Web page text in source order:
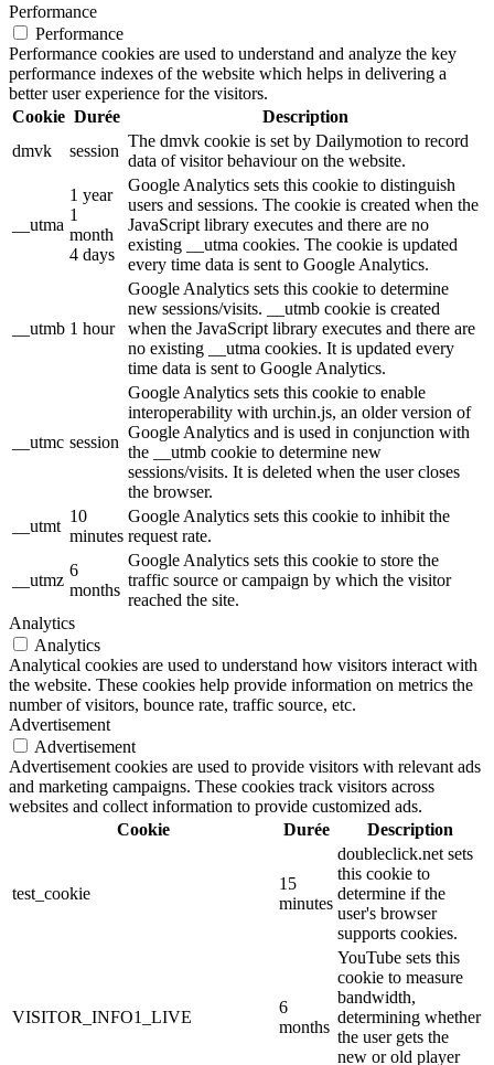
Performance
Performance
Performance cookies are used to understand and analyze the key
performance indexes of the website which helps in delivering a
better user experience for the visitors.
Cookie Durée
Description
dmvk
session
The dmvk cookie is set by Dailymotion to record
data of visitor behaviour on the website.
__utma
1 year
1
month
4 days
Google Analytics sets this cookie to distinguish
users and sessions. The cookie is created when the
JavaScript library executes and there are no
existing __utma cookies. The cookie is updated
every time data is sent to Google Analytics.
__utmb 1 hour
Google Analytics sets this cookie to determine
new sessions/visits. __utmb cookie is created
when the JavaScript library executes and there are
no existing __utma cookies. It is updated every
time data is sent to Google Analytics.
__utmc session
Google Analytics sets this cookie to enable
interoperability with urchin.js, an older version of
Google Analytics and is used in conjunction with
the __utmb cookie to determine new
sessions/visits. It is deleted when the user closes
the browser.
__utmt
10
minutes
Google Analytics sets this cookie to inhibit the
request rate.
__utmz
6
months
Google Analytics sets this cookie to store the
traffic source or campaign by which the visitor
reached the site.
Analytics
Analytics
Analytical cookies are used to understand how visitors interact with
the website. These cookies help provide information on metrics the
number of visitors, bounce rate, traffic source, etc.
Advertisement
Advertisement
Advertisement cookies are used to provide visitors with relevant ads
and marketing campaigns. These cookies track visitors across
websites and collect information to provide customized ads.
Cookie
Durée Description
test_cookie
15
minutes
doubleclick.net sets
this cookie to
determine if the
user's browser
supports cookies.
VISITOR_INFO1_LIVE
6
months
YouTube sets this
cookie to measure
bandwidth,
determining whether
the user gets the
new or old player